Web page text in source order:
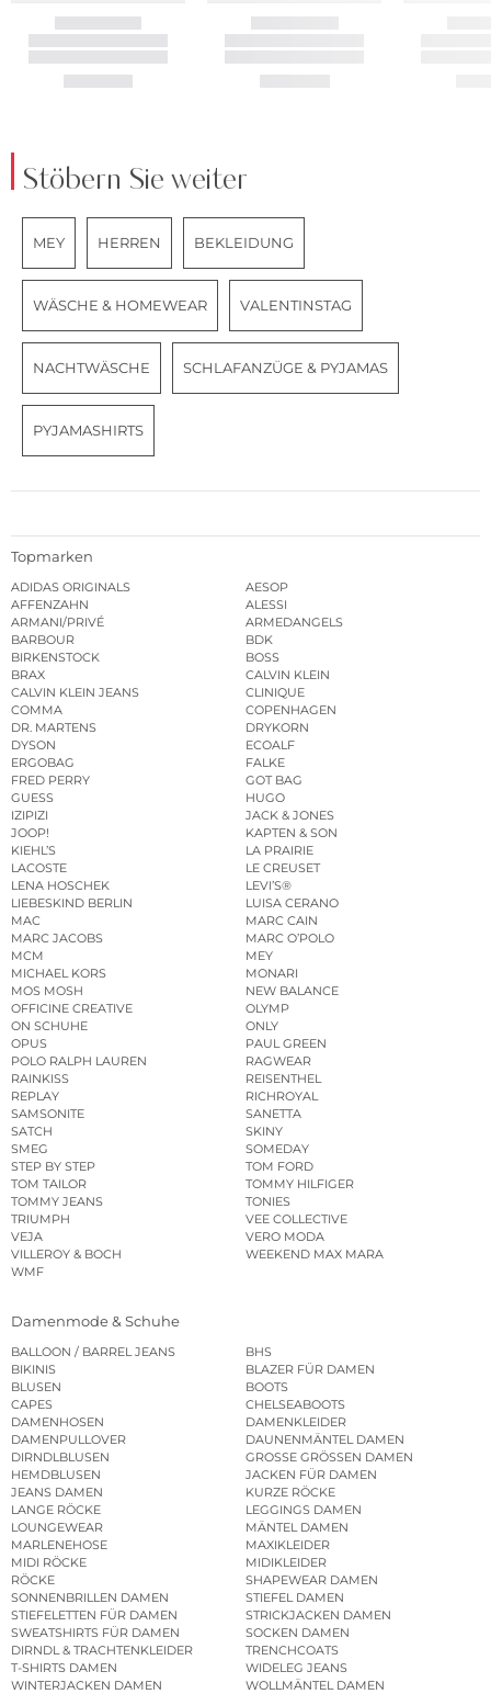
Stöbern Sie weiter
MEY HERREN BEKLEIDUNG
WÄSCHE & HOMEWEAR VALENTINSTAG
NACHTWÄSCHE SCHLAFANZÜGE & PYJAMAS
PYJAMASHIRTS
Topmarken
ADIDAS ORIGINALS
AESOP
AFFENZAHN
ALESSI
ARMANI/PRIVÉ
ARMEDANGELS
BARBOUR
BDK
BIRKENSTOCK
BOSS
BRAX
CALVIN KLEIN
CALVIN KLEIN JEANS
CLINIQUE
COMMA
COPENHAGEN
DR. MARTENS
DRYKORN
DYSON
ECOALF
ERGOBAG
FALKE
FRED PERRY
GOT BAG
GUESS
HUGO
IZIPIZI
JACK & JONES
JOOP!
KAPTEN & SON
KIEHL’S
LA PRAIRIE
LACOSTE
LE CREUSET
LENA HOSCHEK
LEVI’S®
LIEBESKIND BERLIN
LUISA CERANO
MAC
MARC CAIN
MARC JACOBS
MARC O’POLO
MCM
MEY
MICHAEL KORS
MONARI
MOS MOSH
NEW BALANCE
OFFICINE CREATIVE
OLYMP
ON SCHUHE
ONLY
OPUS
PAUL GREEN
POLO RALPH LAUREN
RAGWEAR
RAINKISS
REISENTHEL
REPLAY
RICHROYAL
SAMSONITE
SANETTA
SATCH
SKINY
SMEG
SOMEDAY
STEP BY STEP
TOM FORD
TOM TAILOR
TOMMY HILFIGER
TOMMY JEANS
TONIES
TRIUMPH
VEE COLLECTIVE
VEJA
VERO MODA
VILLEROY & BOCH
WEEKEND MAX MARA
WMF
Damenmode & Schuhe
BALLOON / BARREL JEANS
BHS
BIKINIS
BLAZER FÜR DAMEN
BLUSEN
BOOTS
CAPES
CHELSEABOOTS
DAMENHOSEN
DAMENKLEIDER
DAMENPULLOVER
DAUNENMÄNTEL DAMEN
DIRNDLBLUSEN
GROSSE GRÖSSEN DAMEN
HEMDBLUSEN
JACKEN FÜR DAMEN
JEANS DAMEN
KURZE RÖCKE
LANGE RÖCKE
LEGGINGS DAMEN
LOUNGEWEAR
MÄNTEL DAMEN
MARLENEHOSE
MAXIKLEIDER
MIDI RÖCKE
MIDIKLEIDER
RÖCKE
SHAPEWEAR DAMEN
SONNENBRILLEN DAMEN
STIEFEL DAMEN
STIEFELETTEN FÜR DAMEN
STRICKJACKEN DAMEN
SWEATSHIRTS FÜR DAMEN
SOCKEN DAMEN
DIRNDL & TRACHTENKLEIDER
TRENCHCOATS
T-SHIRTS DAMEN
WIDELEG JEANS
WINTERJACKEN DAMEN
WOLLMÄNTEL DAMEN